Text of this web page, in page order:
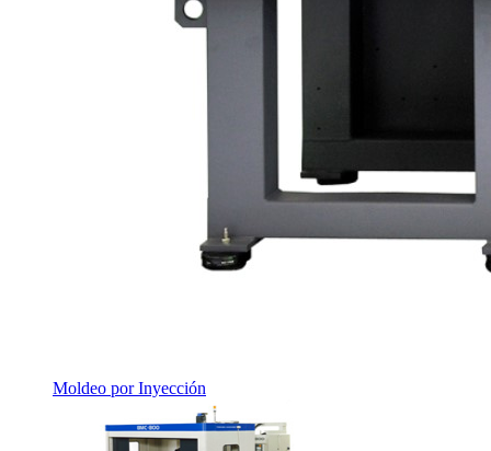
Moldeo por Inyección